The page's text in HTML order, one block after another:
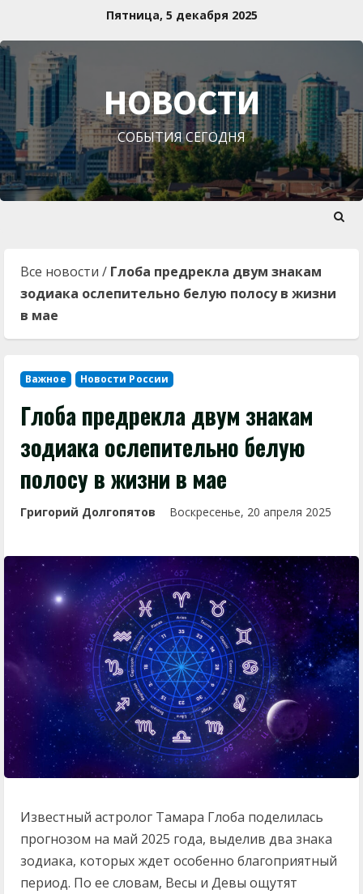
содержимому
Пятница, 5 декабря 2025
НОВОСТИ
СОБЫТИЯ СЕГОДНЯ
Все новости / Глоба предрекла двум знакам
зодиака ослепительно белую полосу в жизни
в мае
Важное Новости России
Глоба предрекла двум знакам
зодиака ослепительно белую
полосу в жизни в мае
Григорий Долгопятов Воскресенье, 20 апреля 2025
Известный астролог Тамара Глоба поделилась
прогнозом на май 2025 года, выделив два знака
зодиака, которых ждет особенно благоприятный
период. По ее словам, Весы и Девы ощутят